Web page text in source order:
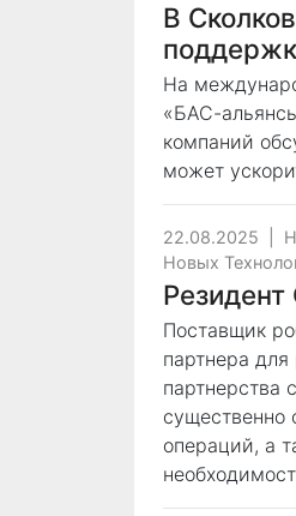
В
На
«БАС-
компаний
может
22.08.2025
Новых
Резидент
Поставщик
партнера
партнерства
существенно
операций, а